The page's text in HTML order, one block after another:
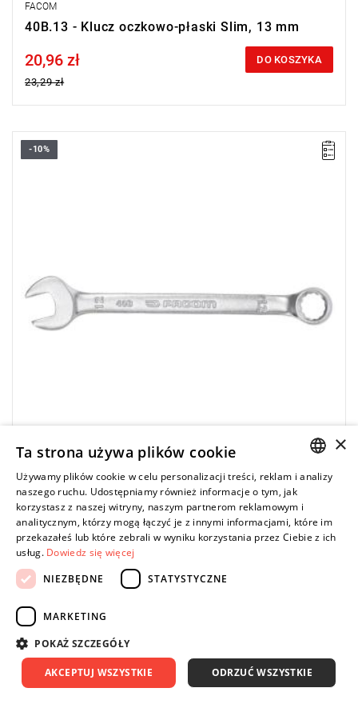
FACOM
40B.13 - Klucz oczkowo-płaski Slim, 13 mm
Price tax included
20,96 zł
23,29 zł
DO KOSZYKA
• Rozmiar: 12 mm
-10%
40B.12 - Klucz oczkowo-płaski Slim, 12 mm
Price tax included
19,85 zł DO KOSZYKA
• Rozmiar: 8 mm
-10%
ENGLISH
×
Ta strona używa plików cookie
Używamy plików cookie w celu personalizacji treści, reklam i analizy
naszego ruchu. Udostępniamy również informacje o tym, jak
korzystasz z naszej witryny, naszym partnerom reklamowym i
analitycznym, którzy mogą łączyć je z innymi informacjami, które im
przekazałeś lub które zebrali w wyniku korzystania przez Ciebie z ich
usług. Dowiedz się więcej
NIEZBĘDNE
STATYSTYCZNE
MARKETING
POKAŻ SZCZEGÓŁY
AKCEPTUJ WSZYSTKIE ODRZUĆ WSZYSTKIE